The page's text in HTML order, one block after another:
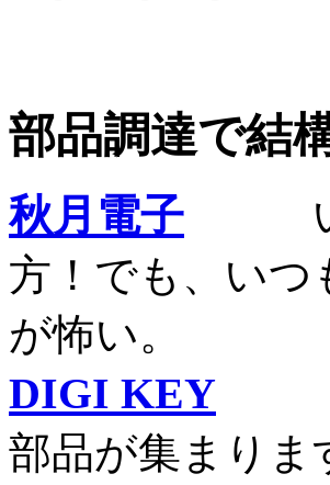
部品調達で結
秋月電子 いわ
方！でも、い
が怖い。
DIGI KEY こ
部品が集まりま